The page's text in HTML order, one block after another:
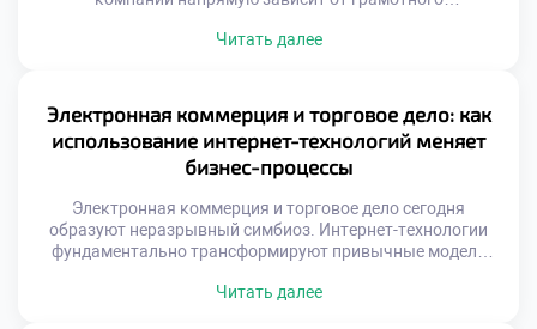
кровеносной системой любого торгового предприятия.
системного подхода и глубоких знаний. Именно эти
компетенции формирует специальность «Торговое дело»
сегодня. Эффективная стратегия начинается с понимания
[…]
Читать далее
Электронная коммерция и торговое дело: как
использование интернет-технологий меняет
бизнес-процессы
Электронная коммерция и торговое дело сегодня
образуют неразрывный симбиоз. Интернет-технологии
фундаментально трансформируют привычные модели
и временные границы рынка. Бизнес-процессы
Читать далее